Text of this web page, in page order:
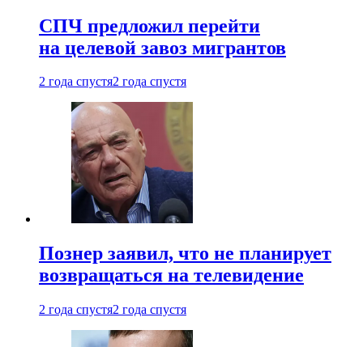
СПЧ предложил перейти
на целевой завоз мигрантов
2 года спустя2 года спустя
Познер заявил, что не планирует
возвращаться на телевидение
2 года спустя2 года спустя